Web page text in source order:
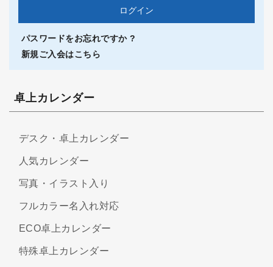
パスワードをお忘れですか ?
新規ご入会はこちら
卓上カレンダー
デスク・卓上カレンダー
人気カレンダー
写真・イラスト入り
フルカラー名入れ対応
ECO卓上カレンダー
特殊卓上カレンダー